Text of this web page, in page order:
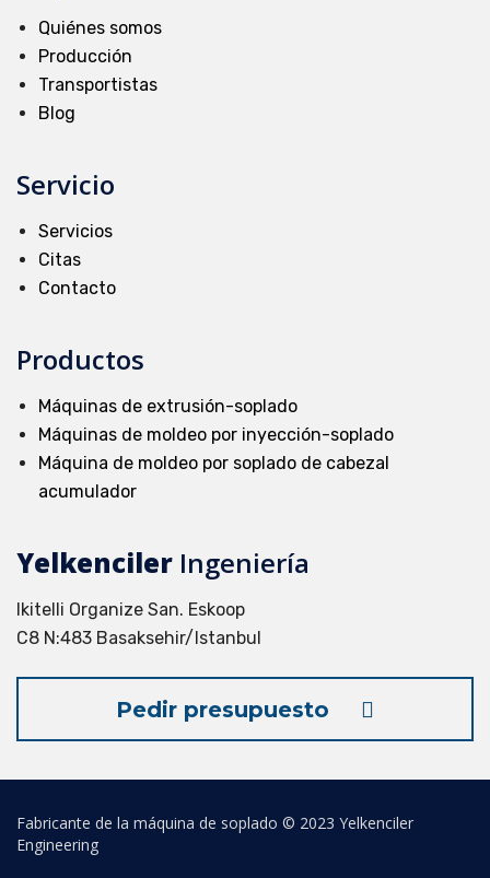
Quiénes somos
Producción
Transportistas
Blog
Servicio
Servicios
Citas
Contacto
Productos
Máquinas de extrusión-soplado
Máquinas de moldeo por inyección-soplado
Máquina de moldeo por soplado de cabezal
acumulador
Yelkenciler Ingeniería
Ikitelli Organize San. Eskoop
C8 N:483 Basaksehir/Istanbul
Pedir presupuesto
Fabricante de la máquina de soplado © 2023 Yelkenciler
Engineering